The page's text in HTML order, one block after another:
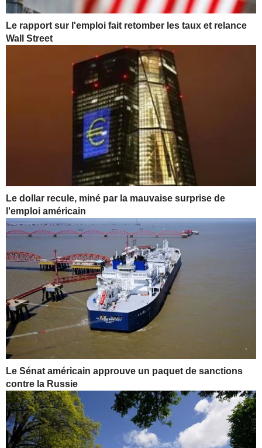
Le rapport sur l'emploi fait retomber les taux et relance
Wall Street
Le dollar recule, miné par la mauvaise surprise de
l'emploi américain
Le Sénat américain approuve un paquet de sanctions
contre la Russie